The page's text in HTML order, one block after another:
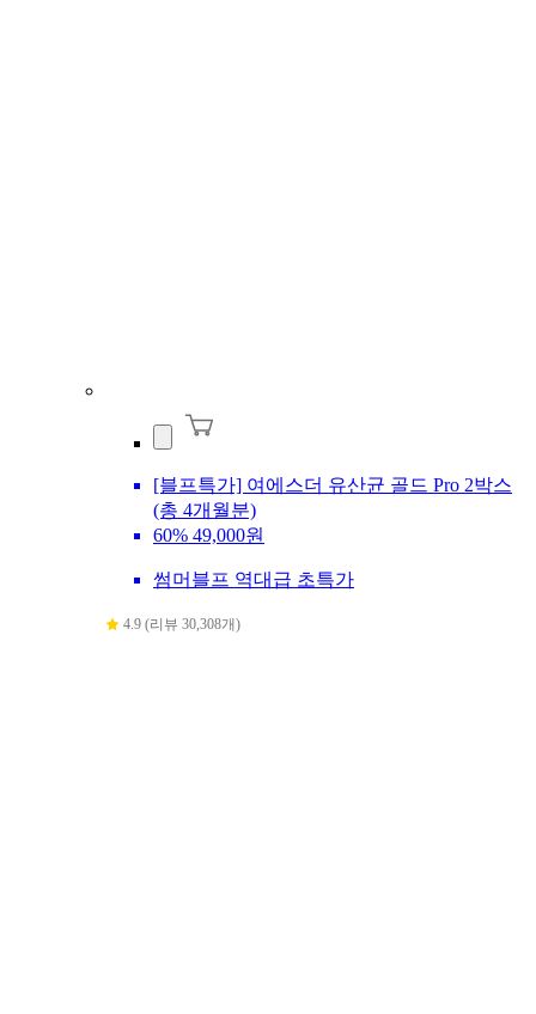
[블프특가] 여에스더 유산균 골드 Pro 2박스
(총 4개월분)
60% 49,000원
썸머블프 역대급 초특가
4.9 (리뷰 30,308개)